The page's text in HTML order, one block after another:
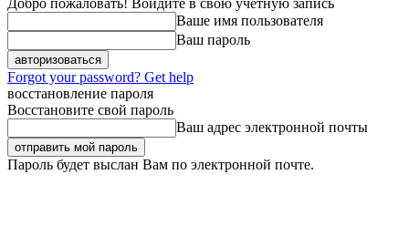
Добро пожаловать! Войдите в свою учётную запись
Ваше имя пользователя
Ваш пароль
Forgot your password? Get help
восстановление пароля
Восстановите свой пароль
Ваш адрес электронной почты
Пароль будет выслан Вам по электронной почте.